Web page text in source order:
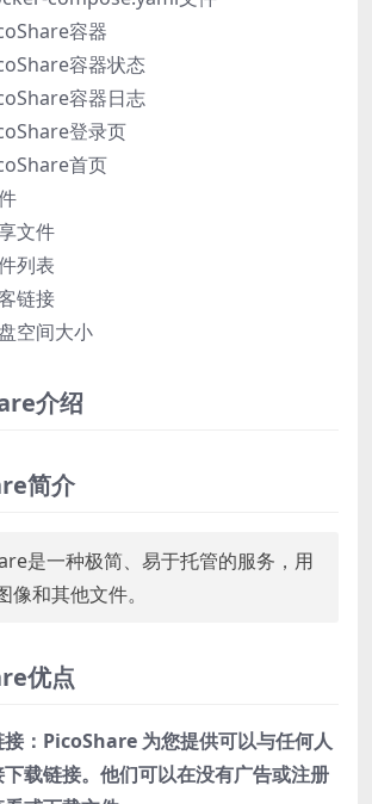
容器
容器状态
容器日志
登录页
首页
文件
列表
链接
空间大小
介绍
简介
是一种极简、易于托管的服务，用
像和其他文件。
优点
：PicoShare 为您提供可以与任何人
载链接。他们可以在没有广告或注册